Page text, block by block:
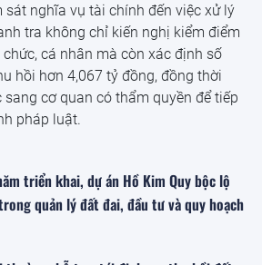
sát nghĩa vụ tài chính đến việc xử lý
tra không chỉ kiến nghị kiểm điểm
cá nhân mà còn xác định số
hồi hơn 4,067 tỷ đồng, đồng thời
sang cơ quan có thẩm quyền để tiếp
pháp luật.
triển khai, dự án Hồ Kim Quy bộc lộ
quản lý đất đai, đầu tư và quy hoạch